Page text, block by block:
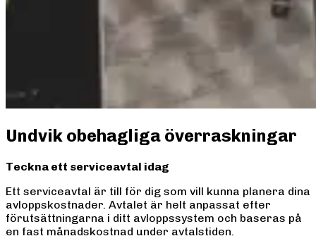
Undvik obehagliga överraskningar
Teckna ett serviceavtal idag
Ett serviceavtal är till för dig som vill kunna planera dina
avloppskostnader. Avtalet är helt anpassat efter
förutsättningarna i ditt avloppssystem och baseras på
en fast månadskostnad under avtalstiden.